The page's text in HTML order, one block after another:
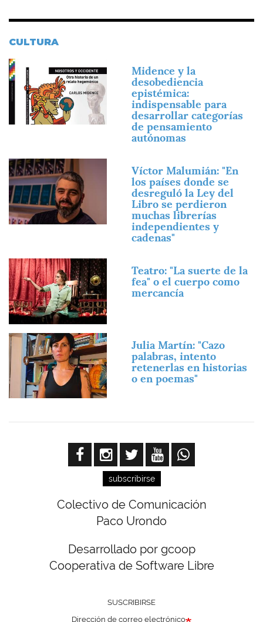
CULTURA
Imagen
Midence y la
desobediencia
epistémica:
indispensable para
desarrollar categorías
de pensamiento
autónomas
Imagen
Víctor Malumián: "En
los países donde se
desreguló la Ley del
Libro se perdieron
muchas librerías
independientes y
cadenas"
Imagen
Teatro: "La suerte de la
fea" o el cuerpo como
mercancía
Imagen
Julia Martín: "Cazo
palabras, intento
retenerlas en historias
o en poemas"
subscribirse
Colectivo de Comunicación
Paco Urondo
Desarrollado por gcoop
Cooperativa de Software Libre
SUSCRIBIRSE
Dirección de correo electrónico